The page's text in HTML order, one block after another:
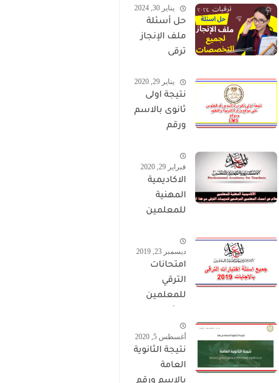
يناير 30, 2024
حل أسئلة
ملف الإنجاز
ترقى
2024 صالح
لجميع
التخصصات
يناير 29, 2020
نتيجة اولى
ثانوى بالاسم
ورقم
موقع وزارة
التربية
والتعليم
وموقع LMS
فبراير 29, 2020
الاكاديمية
المهنية
للمعلمين
عن اسماء
المعلمين
لتدريبات
ديسمبر 23, 2019
امتحانات
الترقي
للمعلمين
حمل من هنا
أغسطس 5, 2020
نتيجة الثانوية
العامة
بالاسم ورقم